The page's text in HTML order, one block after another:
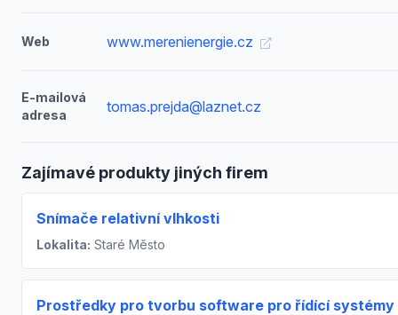
Web www.merenienergie.cz
E-mailová
adresa
tomas.prejda@laznet.cz
Zajímavé produkty jiných firem
Snímače relativní vlhkosti
Lokalita: Staré Město
Prostředky pro tvorbu software pro řídící systémy